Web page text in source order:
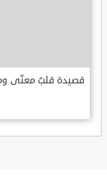
قصيدة قلبٌ معنّى